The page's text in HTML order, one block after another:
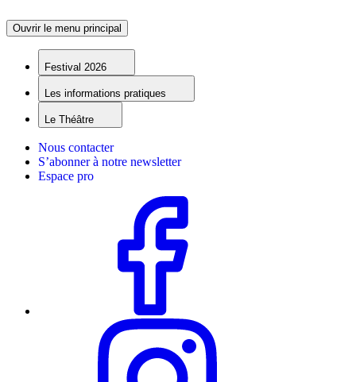
Ouvrir le menu principal
Festival 2026
Les informations pratiques
Le Théâtre
Nous contacter
S’abonner à notre newsletter
Espace pro